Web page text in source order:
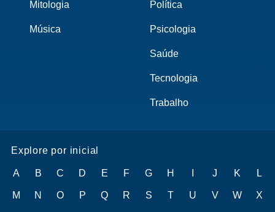
Mitologia
Música
Política
Psicologia
Saúde
Tecnologia
Trabalho
Explore por inicial
A B C D E F G H J K L
M N O P Q R S T U V W X